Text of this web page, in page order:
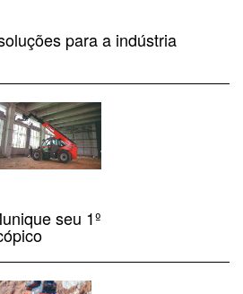
para a indústria
seu 1º